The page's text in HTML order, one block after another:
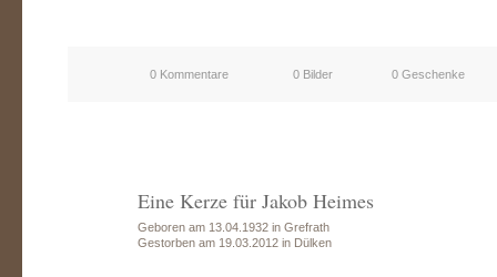
0 Kommentare 0 Bilder 0 Geschenke
Eine Kerze für Jakob Heimes
Geboren am 13.04.1932 in Grefrath
Gestorben am 19.03.2012 in Dülken